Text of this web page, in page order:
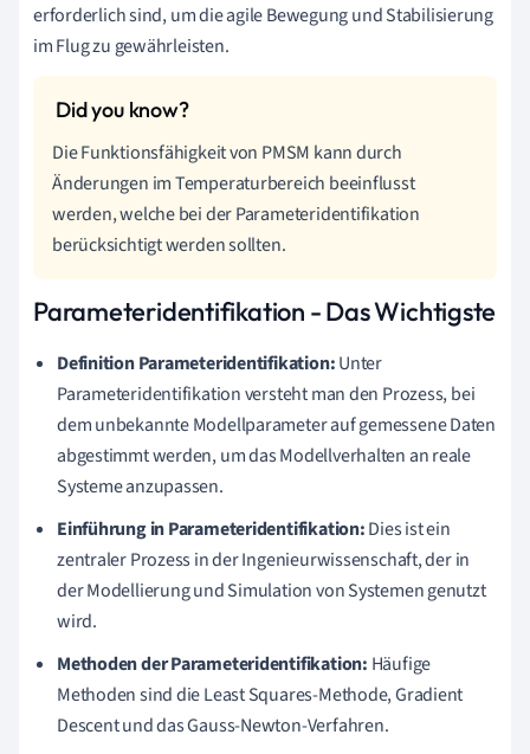
erforderlich sind, um die agile Bewegung und Stabilisierung
im Flug zu gewährleisten.
Die Funktionsfähigkeit von PMSM kann durch
Änderungen im Temperaturbereich beeinflusst
werden, welche bei der Parameteridentifikation
berücksichtigt werden sollten.
Parameteridentifikation - Das Wichtigste
Definition Parameteridentifikation:Unter
Parameteridentifikation versteht man den Prozess, bei
dem unbekannte Modellparameter auf gemessene Daten
abgestimmt werden, um das Modellverhalten an reale
Systeme anzupassen.
Einführung in Parameteridentifikation:Dies ist ein
zentraler Prozess in der Ingenieurwissenschaft, der in
der Modellierung und Simulation von Systemen genutzt
wird.
Methoden der Parameteridentifikation: Häufige
Methoden sind die Least Squares-Methode, Gradient
Descent und das Gauss-Newton-Verfahren.